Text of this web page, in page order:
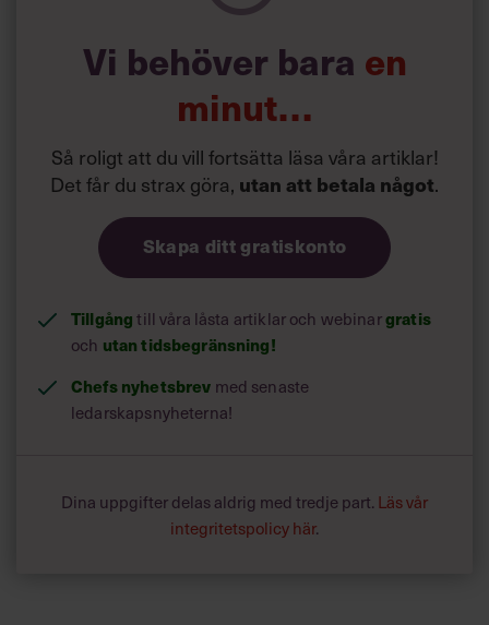
Vi behöver bara en
minut…
Så roligt att du vill fortsätta läsa våra artiklar!
Det får du strax göra, utan att betala något.
Skapa ditt gratiskonto
Tillgång till våra låsta artiklar och webinargratis
och utan tidsbegränsning!
Chefs nyhetsbrev med senaste
ledarskapsnyheterna!
Dina uppgifter delas aldrig med tredje part. Läs vår
integritetspolicy här.